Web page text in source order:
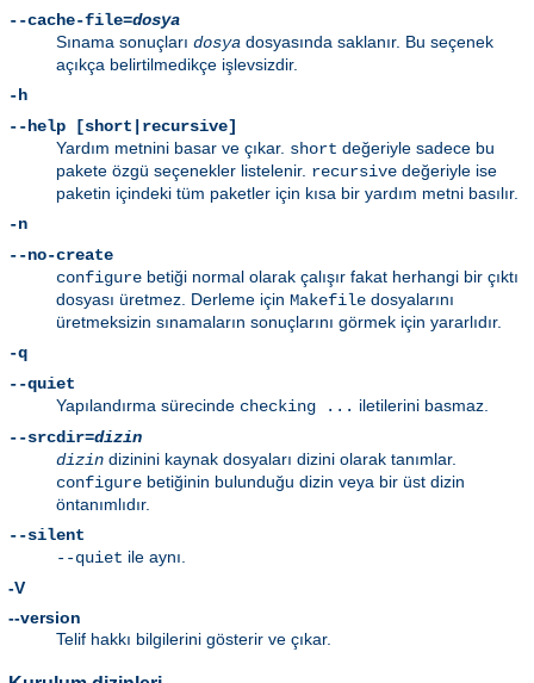
--cache-file=dosya
Sınama sonuçları dosya dosyasında saklanır. Bu seçenek
açıkça belirtilmedikçe işlevsizdir.
-h
--help [short|recursive]
Yardım metnini basar ve çıkar. short değeriyle sadece bu
pakete özgü seçenekler listelenir. recursive değeriyle ise
paketin içindeki tüm paketler için kısa bir yardım metni basılır.
-n
--no-create
configure betiği normal olarak çalışır fakat herhangi bir çıktı
dosyası üretmez. Derleme için Makefile dosyalarını
üretmeksizin sınamaların sonuçlarını görmek için yararlıdır.
-q
--quiet
Yapılandırma sürecinde checking ... iletilerini basmaz.
--srcdir=dizin
dizin dizinini kaynak dosyaları dizini olarak tanımlar.
configure betiğinin bulunduğu dizin veya bir üst dizin
öntanımlıdır.
--silent
--quiet ile aynı.
-V
--version
Telif hakkı bilgilerini gösterir ve çıkar.